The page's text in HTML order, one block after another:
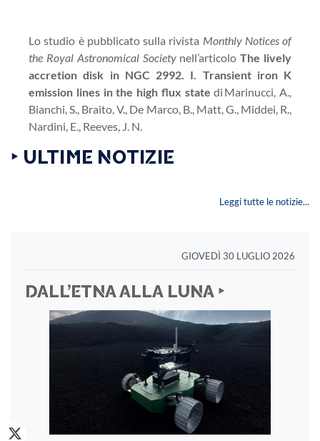
Lo studio è pubblicato sulla rivista Monthly Notices of
the Royal Astronomical Societynell’articoloThe lively
accretion disk in NGC 2992. I. Transient iron K
emission lines in the high flux state di Marinucci, A.,
Bianchi, S., Braito, V., De Marco, B., Matt, G., Middei, R.,
Nardini, E., Reeves, J. N.
‣ ULTIME NOTIZIE
Leggi tutte le notizie...
GIOVEDÌ 30 LUGLIO 2026
DALL’ETNA ALLA LUNA ‣